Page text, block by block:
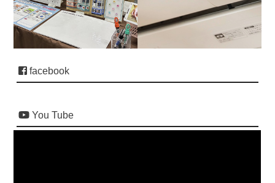
facebook
You Tube